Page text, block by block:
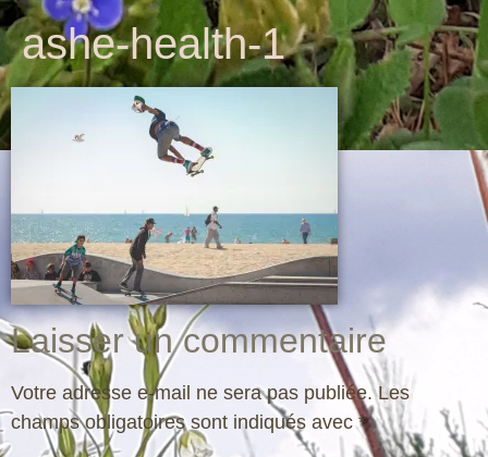
ashe-health-1
Laisser un commentaire
Votre adresse e-mail ne sera pas publiée. Les
champs obligatoires sont indiqués avec*